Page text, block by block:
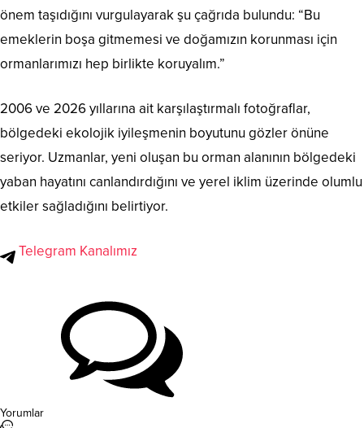
önem taşıdığını vurgulayarak şu çağrıda bulundu: “Bu
emeklerin boşa gitmemesi ve doğamızın korunması için
ormanlarımızı hep birlikte koruyalım.”
2006 ve 2026 yıllarına ait karşılaştırmalı fotoğraflar,
bölgedeki ekolojik iyileşmenin boyutunu gözler önüne
seriyor. Uzmanlar, yeni oluşan bu orman alanının bölgedeki
yaban hayatını canlandırdığını ve yerel iklim üzerinde olumlu
etkiler sağladığını belirtiyor.
Telegram Kanalımız
Yorumlar